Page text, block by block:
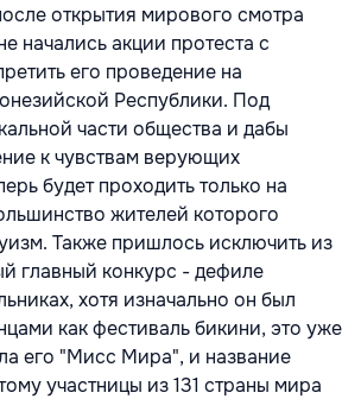
открытия мирового смотра
начались акции протеста с
его проведение на
Республики. Под
части общества и дабы
к чувствам верующих
будет проходить только на
жителей которого
Также пришлось исключить из
главный конкурс - дефиле
хотя изначально он был
как фестиваль бикини, это уже
его "Мисс Мира", и название
участницы из 131 страны мира